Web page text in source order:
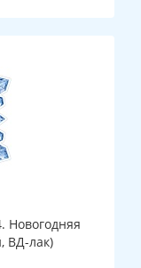
Новогодняя
ВД-лак)